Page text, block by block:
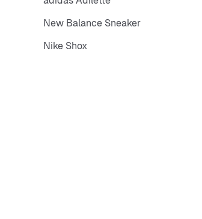
New Balance Sneaker
Nike Shox